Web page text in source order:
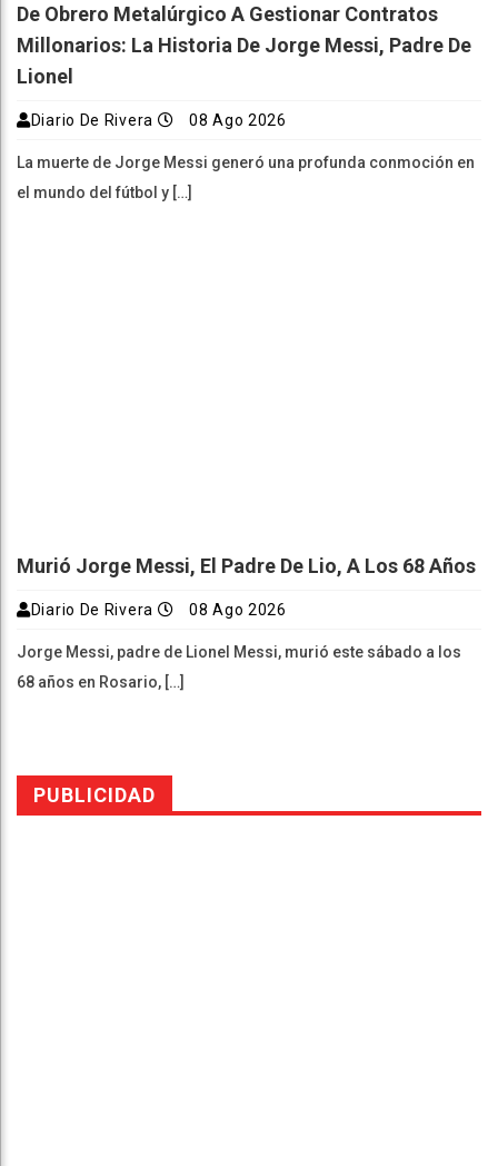
De Obrero Metalúrgico A Gestionar Contratos
Millonarios: La Historia De Jorge Messi, Padre De
Lionel
Diario De Rivera 08 Ago 2026
La muerte de Jorge Messi generó una profunda conmoción en
el mundo del fútbol y […]
Murió Jorge Messi, El Padre De Lio, A Los 68 Años
Diario De Rivera 08 Ago 2026
Jorge Messi, padre de Lionel Messi, murió este sábado a los
68 años en Rosario, […]
PUBLICIDAD